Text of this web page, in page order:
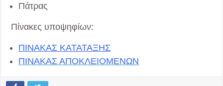
Πάτρας
Πίνακες υποψηφίων:
ΠΙΝΑΚΑΣ ΚΑΤΑΤΑΞΗΣ
ΠΙΝΑΚΑΣ ΑΠΟΚΛΕΙΟΜΕΝΩΝ